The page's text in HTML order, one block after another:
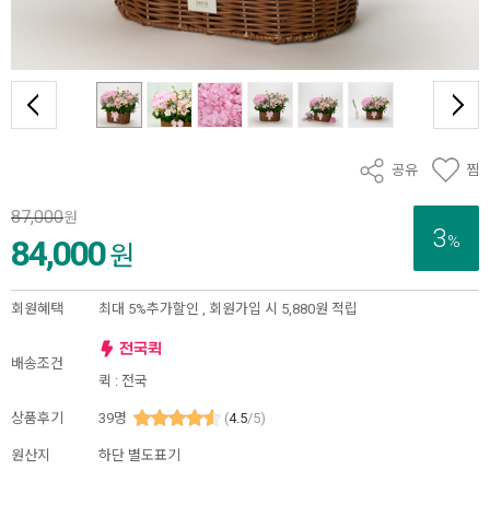
공유 찜
3%
87,000원
84,000원
회원혜택 최대 5%추가할인 , 회원가입 시 5,880원 적립
배송조건
퀵 : 전국
상품후기 39명 (4.5/5)
원산지 하단 별도표기